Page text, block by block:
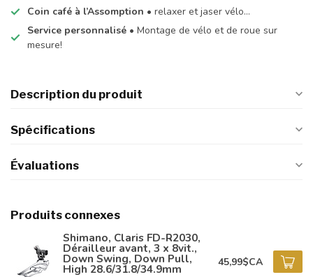
Coin café à l’Assomption • relaxer et jaser vélo…
Service personnalisé • Montage de vélo et de roue sur
mesure!
Description du produit
Spécifications
Évaluations
Produits connexes
Shimano, Claris FD-R2030,
Dérailleur avant, 3 x 8vit.,
Down Swing, Down Pull,
High 28.6/31.8/34.9mm 45,99$CA